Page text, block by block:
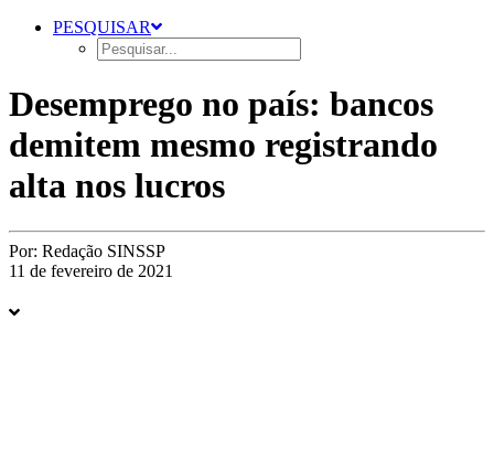
PESQUISAR
Desemprego no país: bancos
demitem mesmo registrando
alta nos lucros
Por: Redação SINSSP
11 de fevereiro de 2021